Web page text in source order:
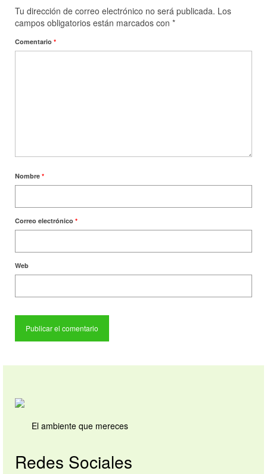
Tu dirección de correo electrónico no será publicada. Los
campos obligatorios están marcados con *
Comentario *
Nombre *
Correo electrónico *
Web
El ambiente que mereces
Redes Sociales